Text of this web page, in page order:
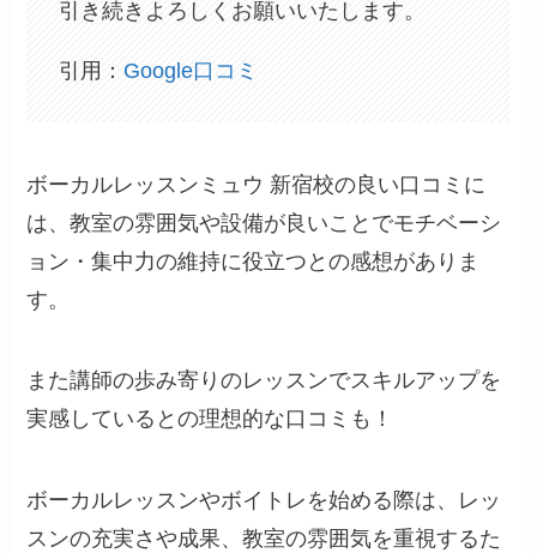
引き続きよろしくお願いいたします。
引用： Google口コミ
ボーカルレッスンミュウ 新宿校の良い口コミに
は、教室の雰囲気や設備が良いことでモチベーシ
ョン・集中力の維持に役立つとの感想がありま
す。
また講師の歩み寄りのレッスンでスキルアップを
実感しているとの理想的な口コミも！
ボーカルレッスンやボイトレを始める際は、レッ
スンの充実さや成果、教室の雰囲気を重視するた